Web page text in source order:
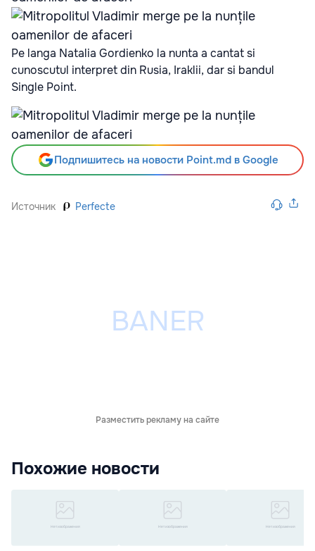
Pe langa Natalia Gordienko la nunta a cantat si
cunoscutul interpret din Rusia, Iraklii, dar si bandul
Single Point.
Подпишитесь на новости Point.md в Google
Источник Perfecte
Разместить рекламу на сайте
Похожие новости